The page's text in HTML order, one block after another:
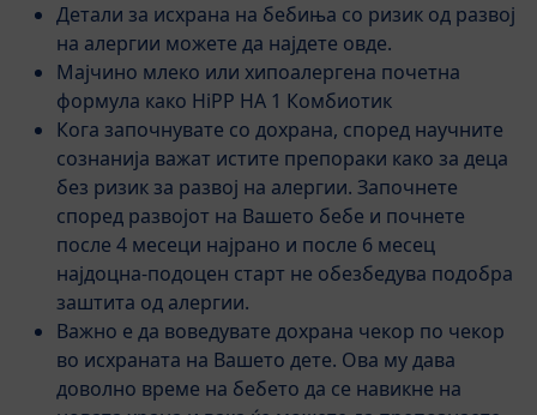
Детали за исхрана на бебиња со ризик од развој
на алергии можете да најдете овде.
Мајчино млеко или хипоалергена почетна
формула како HiPP HA 1 Комбиотик
Кога започнувате со дохрана, според научните
сознанија важат истите препораки како за деца
без ризик за развој на алергии. Започнете
според развојот на Вашето бебе и почнете
после 4 месеци најрано и после 6 месец
најдоцна-подоцен старт не обезбедува подобра
заштита од алергии.
Важно е да воведувате дохрана чекор по чекор
во исхраната на Вашето дете. Ова му дава
доволно време на бебето да се навикне на